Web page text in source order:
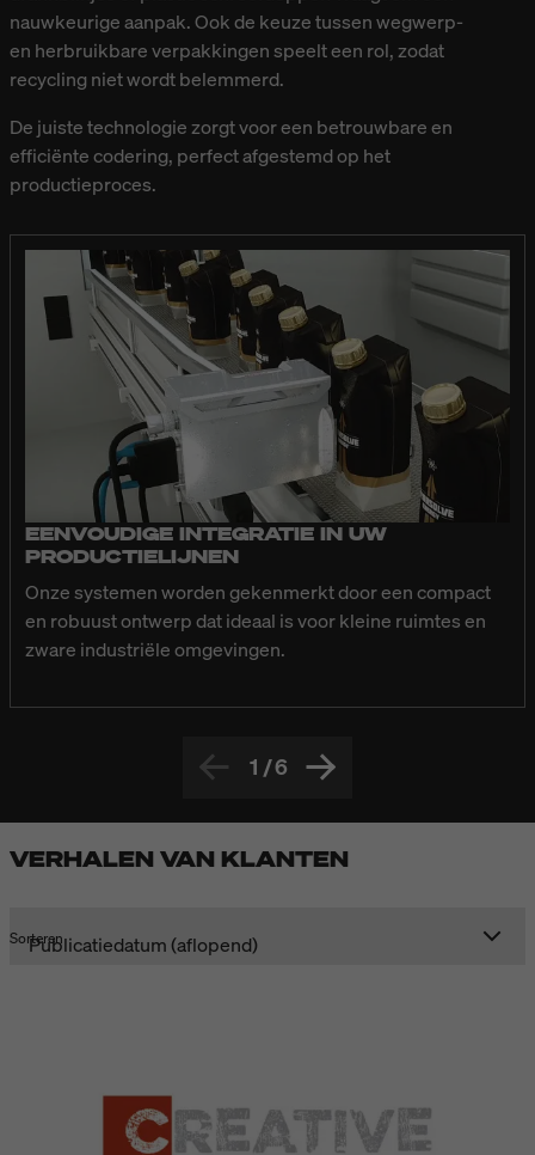
nauwkeurige aanpak. Ook de keuze tussen wegwerp-
en herbruikbare verpakkingen speelt een rol, zodat
recycling niet wordt belemmerd.
De juiste technologie zorgt voor een betrouwbare en
efficiënte codering, perfect afgestemd op het
productieproces.
EENVOUDIGE INTEGRATIE IN UW
PRODUCTIELIJNEN
Onze systemen worden gekenmerkt door een compact
en robuust ontwerp dat ideaal is voor kleine ruimtes en
zware industriële omgevingen.
1 /6
VERHALEN VAN KLANTEN
Sorteren